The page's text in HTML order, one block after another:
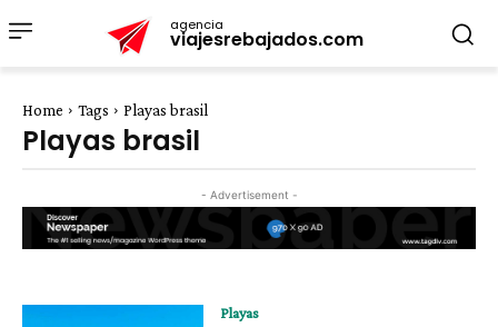
agencia
viajesrebajados.com
Home Tags Playas brasil
Playas brasil
- Advertisement -
Playas